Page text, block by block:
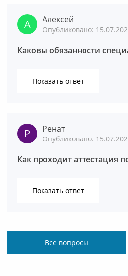
Алексей
Опубликовано:
Каковы обязанности
Показать ответ
Ренат
Опубликовано:
Как проходит аттестация
Показать ответ
Все вопросы